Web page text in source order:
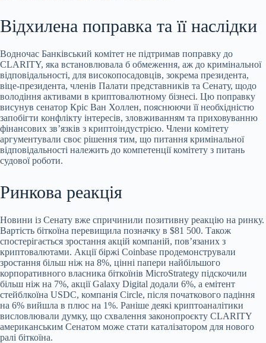
Відхилена поправка та її наслідки
Водночас Банківський комітет не підтримав поправку до
CLARITY, яка встановлювала б обмеження, аж до кримінальної
відповідальності, для високопосадовців, зокрема президента,
віце-президента, членів Палати представників та Сенату, щодо
володіння активами в криптовалютному бізнесі. Цю поправку
висунув сенатор Кріс Ван Холлен, пояснюючи її необхідністю
запобігти конфлікту інтересів, зловживанням та приховуванню
фінансових зв’язків з криптоіндустрією. Члени комітету
аргументували своє рішення тим, що питання кримінальної
відповідальності належить до компетенції комітету з питань
судової роботи.
Ринкова реакція
Новини із Сенату вже спричинили позитивну реакцію на ринку.
Вартість біткоїна перевищила позначку в $81 500. Також
спостерігається зростання акцій компаній, пов’язаних з
криптовалютами. Акції біржі Coinbase продемонстрували
зростання більш ніж на 8%, цінні папери найбільшого
корпоративного власника біткоїнів MicroStrategy підскочили
більш ніж на 7%, акції Galaxy Digital додали 6%, а емітент
стейблкоїна USDC, компанія Circle, після початкового падіння
на 6% вийшла в плюс на 1%. Раніше деякі криптоаналітики
висловлювали думку, що схвалення законопроєкту CLARITY
американським Сенатом може стати каталізатором для нового
ралі біткоїна.